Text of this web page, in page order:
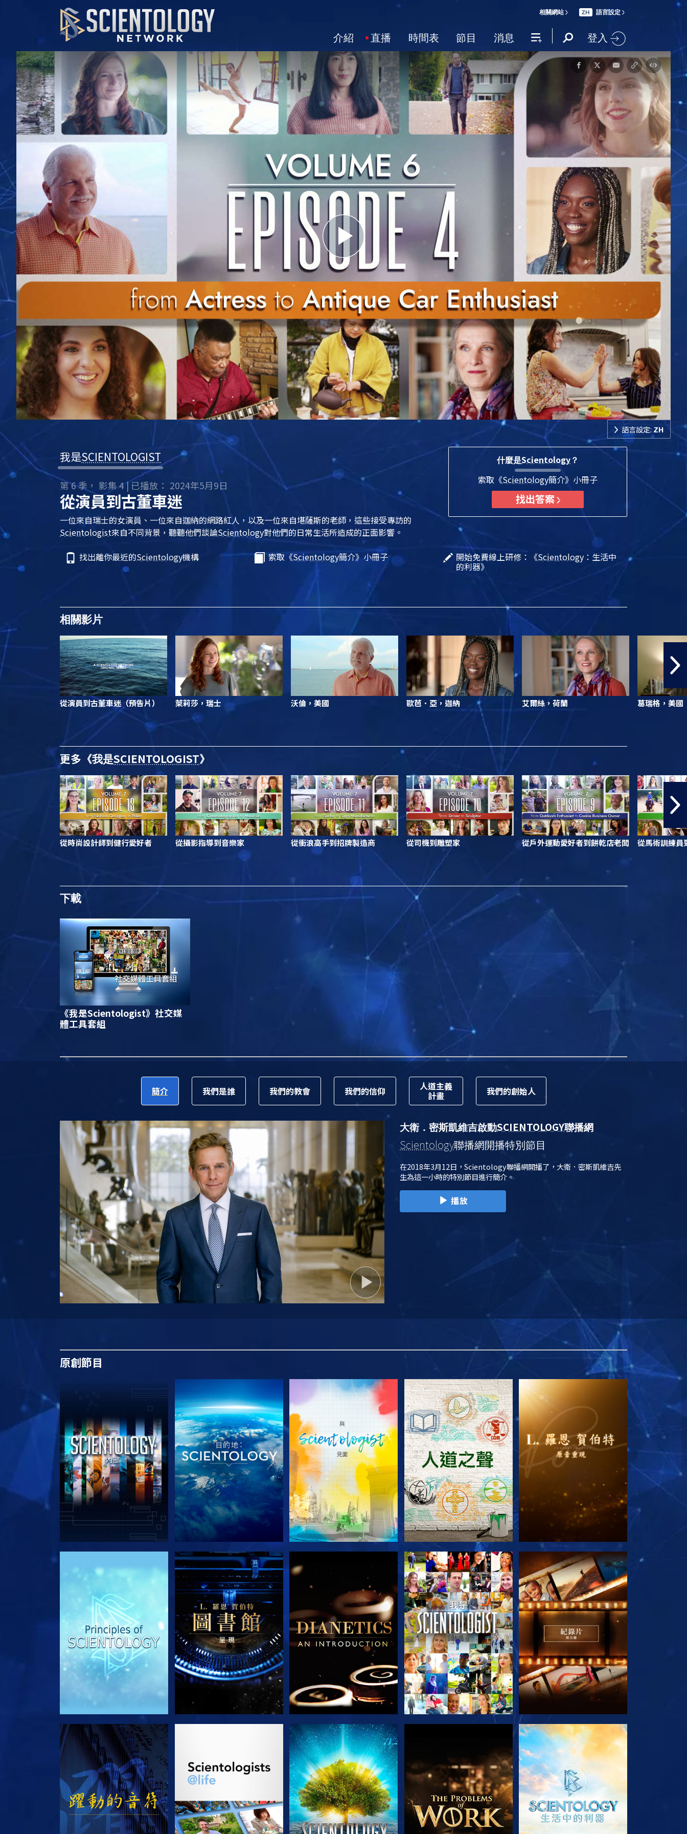
相關網站 ZH 語言設定
介紹 直播 時間表 節目 消息 登入
Play
Video
語言設定: ZH
我是SCIENTOLOGIST
第 6 季， 影集 4 | 已播放： 2024年5月9日
從演員到古董車迷
一位來自瑞士的女演員、一位來自迦納的網路紅人，以及一位來自堪薩斯的老師，這些接受專訪的
Scientologist來自不同背景，聽聽他們談論Scientology對他們的日常生活所造成的正面影響。
什麼是Scientology ？
索取《Scientology簡介》小冊子
找出答案
找出離你最近的Scientology機構 索取《Scientology簡介》小冊子 開始免費線上研修：《Scientology ：生活中
的利器》
相關影片
從演員到古董車迷（預告片） 萊莉莎，瑞士 沃倫，美國 歐芭．亞，迦納 艾爾絲，荷蘭 葛瑞格，美國
更多 《我是SCIENTOLOGIST》
從時尚設計師到健行愛好者 從攝影指導到音樂家 從衝浪高手到招牌製造商 從司機到雕塑家 從戶外運動愛好者到餅乾店老闆 從馬術訓練員
下載
《我是Scientologist》 社交媒
體工具套組
簡介 我們是誰 我們的教會 我們的信仰 人道主義
計畫 我們的創始人
大衛．密斯凱維吉啟動SCIENTOLOGY聯播網
Scientology聯播網開播特別節目
在2018年3月12日，Scientology聯播網開播了，大衛．密斯凱維吉先
生為這一小時的特別節目進行簡介。
播放
原創節目
探索系列節目 探索系列節目 探索系列節目 探索系列節目
觀看 觀看 探索系列節目